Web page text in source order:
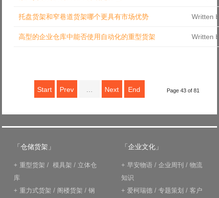
托盘货架和窄巷道货架哪个更具有市场优势 Written
高型的企业仓库中能否使用自动化的重型货架 Written
Start Prev Next End Page 43 of 81
「仓储货架」
+ 重型货架 / 模具架 / 立体仓
库
+ 重力式货架 / 阁楼货架 / 钢
「企业文化」
+ 早安物语 / 企业周刊 / 物流
知识
+ 爱柯瑞德 / 专题策划 / 客户